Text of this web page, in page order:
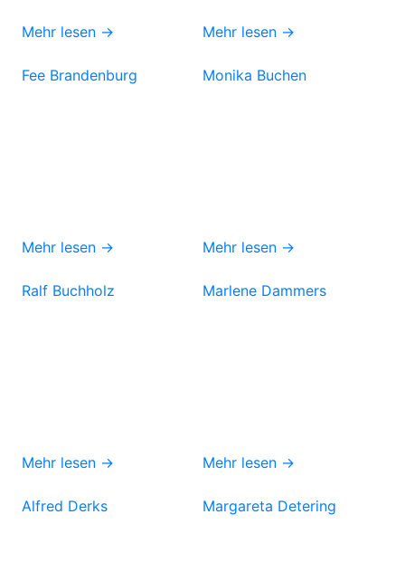
Mehr lesen → Mehr lesen →
Fee Brandenburg
Mehr lesen →
Monika Buchen
Mehr lesen →
Ralf Buchholz
Mehr lesen →
Marlene Dammers
Mehr lesen →
Alfred Derks Margareta Detering